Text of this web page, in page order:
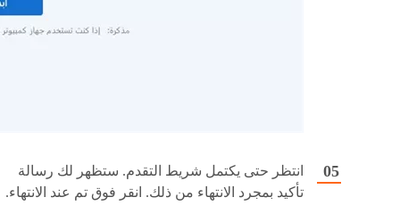
انتظر حتى يكتمل شريط التقدم. ستظهر لك رسالة
تأكيد بمجرد الانتهاء من ذلك. انقر فوق تم عند الانتهاء.